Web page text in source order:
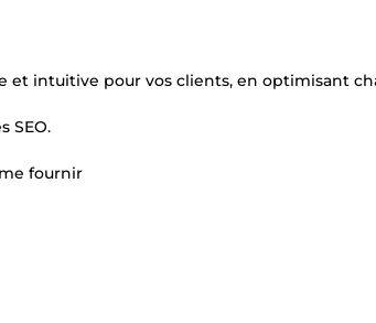
et intuitive pour vos clients, en optimisant
SEO.
fournir